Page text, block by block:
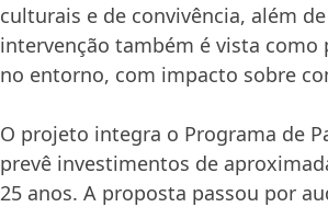
culturais e de convivência, além
intervenção também é vista
no entorno, com impacto sobre
O projeto integra o Programa de
prevê investimentos de
25 anos. A proposta passou por